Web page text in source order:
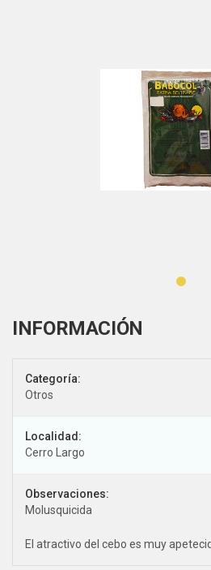
Categoría:
Otros
Localidad:
Cerro Largo
Observaciones:
Molusquicida
El atractivo del cebo es muy